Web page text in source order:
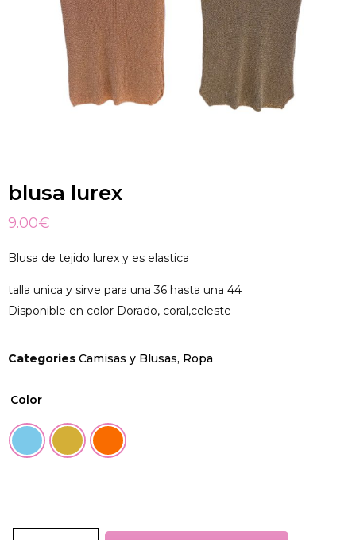
blusa lurex
9.00€
Blusa de tejido lurex y es elastica
talla unica y sirve para una 36 hasta una 44
Disponible en color Dorado, coral,celeste
Categories Camisas y Blusas, Ropa
Color